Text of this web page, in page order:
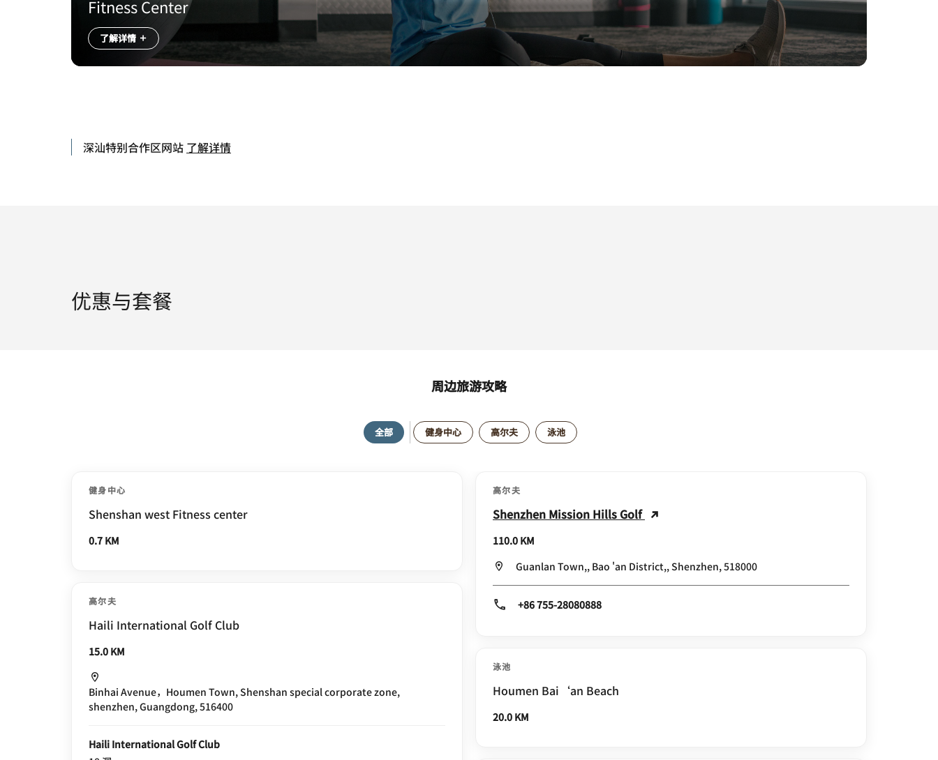
Fitness Center
了解详情
深汕特别合作区网站 了解详情
优惠与套餐
周边旅游攻略
全部 健身中心 高尔夫 泳池
健身中心
Shenshan west Fitness center
0.7 KM
高尔夫
Haili International Golf Club
15.0 KM
Binhai Avenue，Houmen Town, Shenshan special corporate zone,
shenzhen, Guangdong, 516400
Haili International Golf Club
高尔夫
Shenzhen Mission Hills Golf
110.0 KM
Guanlan Town,, Bao 'an District,, Shenzhen, 518000
+86 755-28080888
泳池
Houmen Bai‘an Beach
20.0 KM